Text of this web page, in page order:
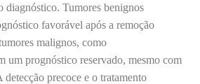
diagnóstico. Tumores benignos
favorável após a remoção
malignos, como
um prognóstico reservado, mesmo com
detecção precoce e o tratamento